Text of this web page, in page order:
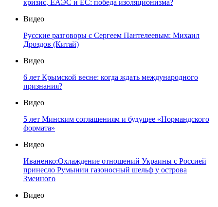
кризис, ЕАЭС и ЕС: победа изоляционизма?
Видео
Русские разговоры с Сергеем Пантелеевым: Михаил
Дроздов (Китай)
Видео
6 лет Крымской весне: когда ждать международного
признания?
Видео
5 лет Минским соглашениям и будущее «Нормандского
формата»
Видео
Иваненко:Охлаждение отношений Украины с Россией
принесло Румынии газоносный шельф у острова
Змеиного
Видео